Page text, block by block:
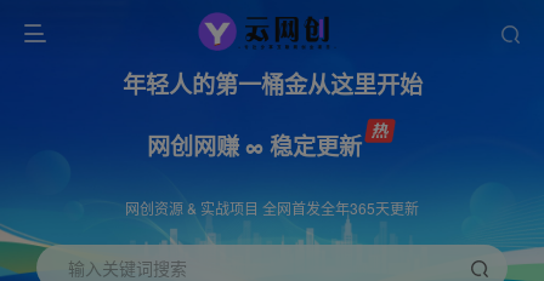
年轻人的第一桶金从这里开始
网创网赚 ∞ 稳定更新
网创资源 & 实战项目 全网首发全年365天更新
输入关键词搜索